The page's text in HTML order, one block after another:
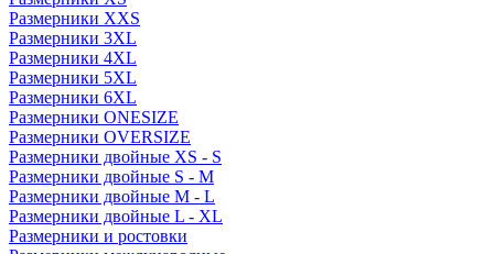
Размерники XXS
Размерники 3XL
Размерники 4XL
Размерники 5XL
Размерники 6XL
Размерники ONESIZE
Размерники OVERSIZE
Размерники двойные XS - S
Размерники двойные S - M
Размерники двойные M - L
Размерники двойные L - XL
Размерники и ростовки